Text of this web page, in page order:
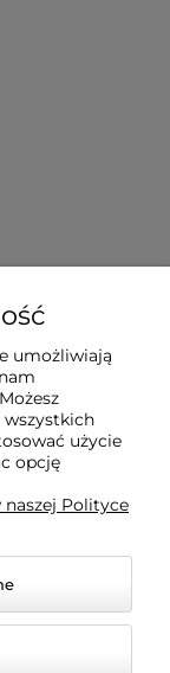
umożliwiają
wszystkich
użycie
opcję
Polityce